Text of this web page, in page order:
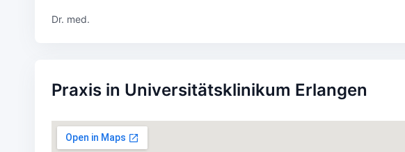
Dr. med.
Praxis in Universitätsklinikum Erlangen